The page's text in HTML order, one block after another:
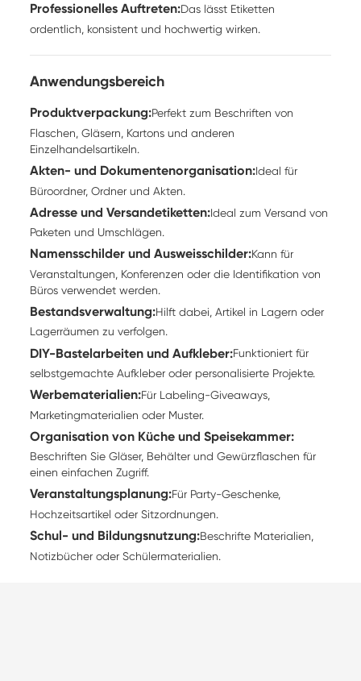
Professionelles Auftreten:Das lässt Etiketten
ordentlich, konsistent und hochwertig wirken.
Anwendungsbereich
Produktverpackung:Perfekt zum Beschriften von
Flaschen, Gläsern, Kartons und anderen
Einzelhandelsartikeln.
Akten- und Dokumentenorganisation:Ideal für
Büroordner, Ordner und Akten.
Adresse und Versandetiketten:Ideal zum Versand von
Paketen und Umschlägen.
Namensschilder und Ausweisschilder:Kann für
Veranstaltungen, Konferenzen oder die Identifikation von
Büros verwendet werden.
Bestandsverwaltung:Hilft dabei, Artikel in Lagern oder
Lagerräumen zu verfolgen.
DIY-Bastelarbeiten und Aufkleber:Funktioniert für
selbstgemachte Aufkleber oder personalisierte Projekte.
Werbematerialien:Für Labeling-Giveaways,
Marketingmaterialien oder Muster.
Organisation von Küche und Speisekammer:
Beschriften Sie Gläser, Behälter und Gewürzflaschen für
einen einfachen Zugriff.
Veranstaltungsplanung:Für Party-Geschenke,
Hochzeitsartikel oder Sitzordnungen.
Schul- und Bildungsnutzung:Beschrifte Materialien,
Notizbücher oder Schülermaterialien.